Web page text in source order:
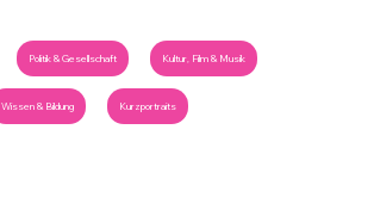
Politik & Gesellschaft Kultur, Film & Musik
Wissen & Bildung Kurzportraits